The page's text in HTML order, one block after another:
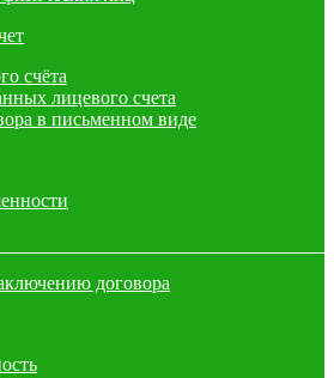
счёта
лицевого счета
в письменном виде
договора